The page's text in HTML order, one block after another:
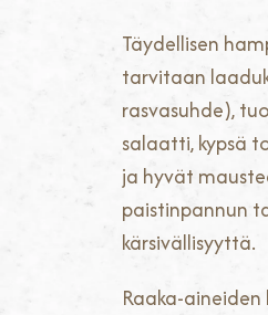
Täydellisen
tarvitaan
rasvasuhde),
salaatti, kypsä
ja hyvät
paistinpannun
kärsivällisyyttä.
Raaka-